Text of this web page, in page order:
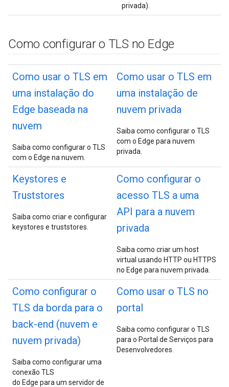
privada).
Como configurar o TLS no Edge
Como usar o TLS em
uma instalação do
Edge baseada na
nuvem
Saiba como configurar o TLS
com o Edge na nuvem.
Como usar o TLS em
uma instalação de
nuvem privada
Saiba como configurar o TLS
com o Edge para nuvem
privada.
Keystores e
Truststores
Saiba como criar e configurar
keystores e truststores.
Como configurar o
acesso TLS a uma
API para a nuvem
privada
Saiba como criar um host
virtual usando HTTP ou HTTPS
no Edge para nuvem privada.
Como configurar o
TLS da borda para o
back-end (nuvem e
nuvem privada)
Saiba como configurar uma
conexão TLS
do Edge para um servidor de
Como usar o TLS no
portal
Saiba como configurar o TLS
para o Portal de Serviços para
Desenvolvedores.